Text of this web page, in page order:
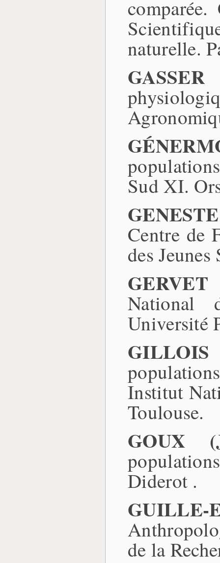
naturelle.
Sud XI.
Centre de
des
GERVET
National
Université
Institut
Toulouse.
GOUX
Diderot .
de la